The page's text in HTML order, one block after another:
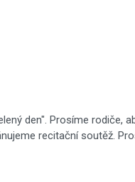
den". Prosíme rodiče,
recitační soutěž.